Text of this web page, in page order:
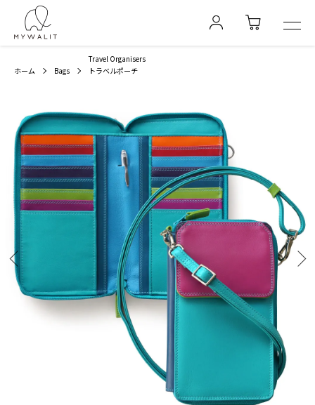
ホーム Bags
Travel Organisers
トラベルポーチ